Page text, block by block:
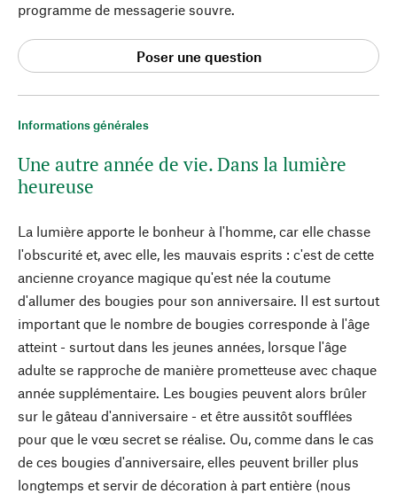
Informations générales
Une autre année de vie. Dans la lumière
heureuse
La lumière apporte le bonheur à l'homme, car elle chasse
l'obscurité et, avec elle, les mauvais esprits : c'est de cette
ancienne croyance magique qu'est née la coutume
d'allumer des bougies pour son anniversaire. Il est surtout
important que le nombre de bougies corresponde à l'âge
atteint - surtout dans les jeunes années, lorsque l'âge
adulte se rapproche de manière prometteuse avec chaque
année supplémentaire. Les bougies peuvent alors brûler
sur le gâteau d'anniversaire - et être aussitôt soufflées
pour que le vœu secret se réalise. Ou, comme dans le cas
de ces bougies d'anniversaire, elles peuvent briller plus
longtemps et servir de décoration à part entière (nous
programme de messagerie souvre.
Poser une question